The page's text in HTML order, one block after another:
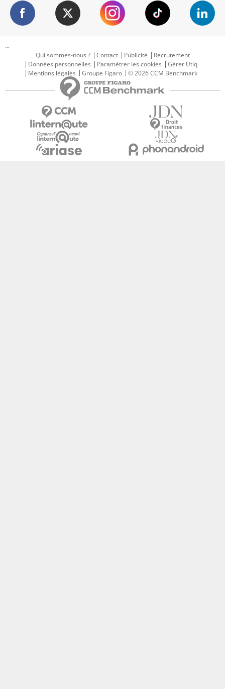
...
Qui sommes-nous ?
Contact Publicité
Recrutement
Données personnelles
Paramétrer les cookies
Gérer Utiq
Mentions légales
Groupe Figaro © 2026 CCM Benchmark